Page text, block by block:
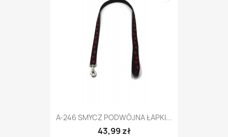
A-246 SMYCZ PODWÓJNA ŁAPKI...
43,99 zł